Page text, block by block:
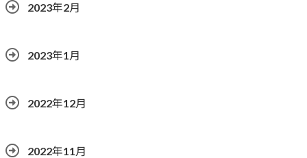
2023年2月
2023年1月
2022年12月
2022年11月